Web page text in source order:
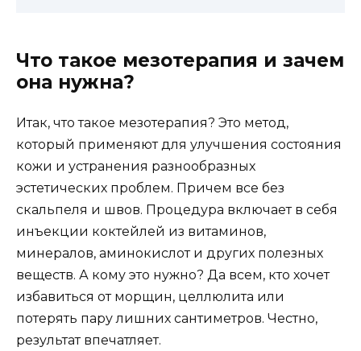
Что такое мезотерапия и зачем
она нужна?
Итак, что такое мезотерапия? Это метод,
который применяют для улучшения состояния
кожи и устранения разнообразных
эстетических проблем. Причем все без
скальпеля и швов. Процедура включает в себя
инъекции коктейлей из витаминов,
минералов, аминокислот и других полезных
веществ. А кому это нужно? Да всем, кто хочет
избавиться от морщин, целлюлита или
потерять пару лишних сантиметров. Честно,
результат впечатляет.